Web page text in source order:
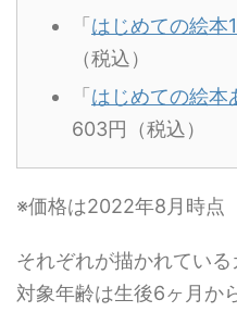
「はじめての絵本
（税込）
「はじめての絵本
603円（税込）
※価格は2022年8月時点
それぞれが描かれている
対象年齢は生後6ヶ月か